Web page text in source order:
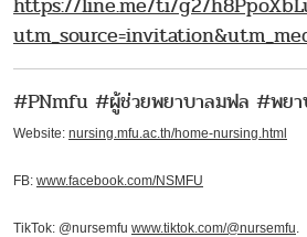
#PNmfu #ผู้ช่วยพยาบาลมฟล #พยา
Website: nursing.mfu.ac.th/home-nursing.html
FB: www.facebook.com/NSMFU
TikTok: @nursemfu www.tiktok.com/@nursemfu